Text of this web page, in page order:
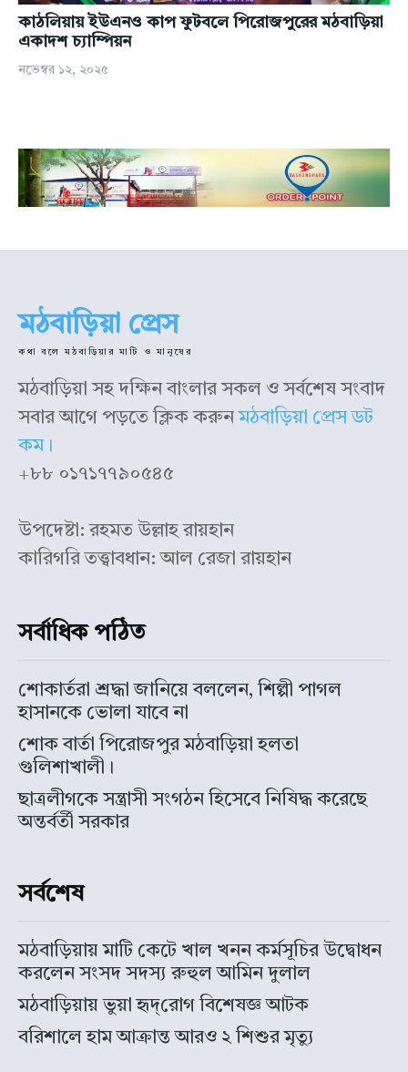
কাঠলিয়ায় ইউএনও কাপ ফুটবলে পিরোজপুরের মঠবাড়িয়া
একাদশ চ্যাম্পিয়ন
নভেম্বর ১২, ২০২৫
মঠবাড়িয়া প্রেস
কথা বলে মঠবাড়িয়ার মাটি ও মানুষের
মঠবাড়িয়া সহ দক্ষিন বাংলার সকল ও সর্বশেষ সংবাদ
সবার আগে পড়তে ক্লিক করুনমঠবাড়িয়া প্রেস ডট
কম।
+৮৮ ০১৭১৭৭৯০৫৪৫
উপদেষ্টা: রহমত উল্লাহ রায়হান
কারিগরি তত্ত্বাবধান: আল রেজা রায়হান
সর্বাধিক পঠিত
শোকার্তরা শ্রদ্ধা জানিয়ে বললেন, শিল্পী পাগল
হাসানকে ভোলা যাবে না
শোক বার্তা পিরোজপুর মঠবাড়িয়া হলতা
গুলিশাখালী।
ছাত্রলীগকে সন্ত্রাসী সংগঠন হিসেবে নিষিদ্ধ করেছে
অন্তর্বর্তী সরকার
সর্বশেষ
মঠবাড়িয়ায় মাটি কেটে খাল খনন কর্মসূচির উদ্বোধন
করলেন সংসদ সদস্য রুহুল আমিন দুলাল
মঠবাড়িয়ায় ভুয়া হৃদ্‌রোগ বিশেষজ্ঞ আটক
বরিশালে হাম আক্রান্ত আরও ২ শিশুর মৃত্যু